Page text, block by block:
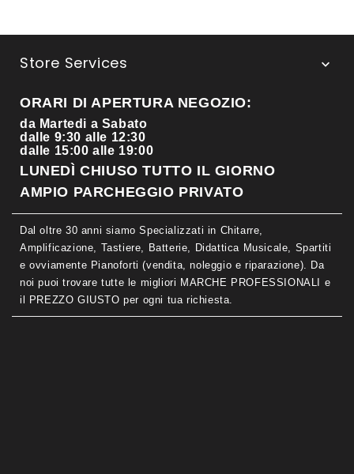
Store Services 
ORARI DI APERTURA NEGOZIO:
da Martedi a Sabato
dalle 9:30 alle 12:30
dalle 15:00 alle 19:00
LUNEDÌ CHIUSO TUTTO IL GIORNO
AMPIO PARCHEGGIO PRIVATO
Dal oltre 30 anni siamo Specializzati in Chitarre,
Amplificazione, Tastiere, Batterie, Didattica Musicale, Spartiti
e ovviamente Pianoforti (vendita, noleggio e riparazione). Da
noi puoi trovare tutte le migliori MARCHE PROFESSIONALI e
il PREZZO GIUSTO per ogni tua richiesta.